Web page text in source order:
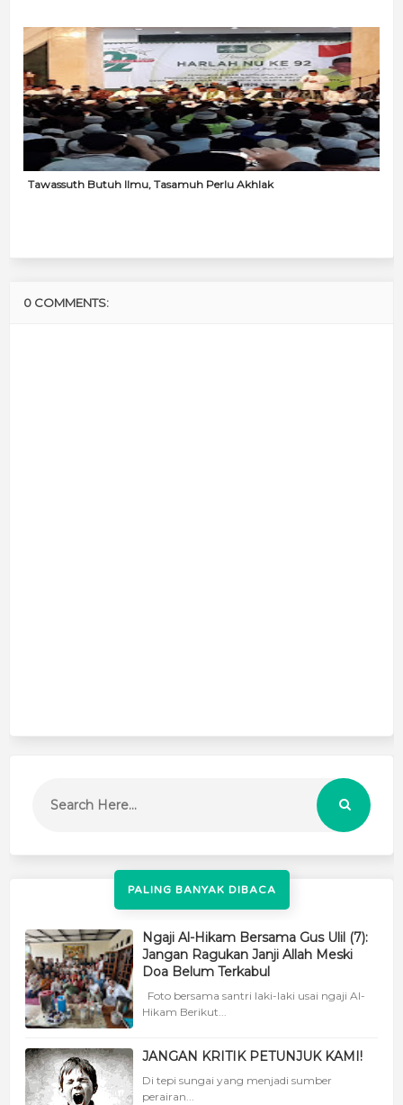
Tawassuth Butuh Ilmu, Tasamuh Perlu Akhlak
0 COMMENTS:
PALING BANYAK DIBACA
Ngaji Al-Hikam Bersama Gus Ulil (7):
Jangan Ragukan Janji Allah Meski
Doa Belum Terkabul
Foto bersama santri laki-laki usai ngaji Al-
Hikam Berikut...
JANGAN KRITIK PETUNJUK KAMI!
Di tepi sungai yang menjadi sumber
perairan...